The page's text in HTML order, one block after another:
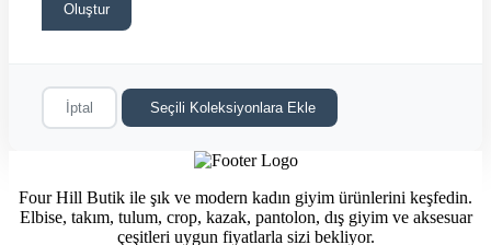
Oluştur
İptal Seçili Koleksiyonlara Ekle
Four Hill Butik ile şık ve modern kadın giyim ürünlerini keşfedin.
Elbise, takım, tulum, crop, kazak, pantolon, dış giyim ve aksesuar
çeşitleri uygun fiyatlarla sizi bekliyor.